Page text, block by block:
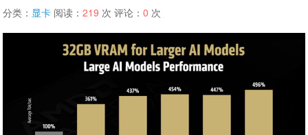
分类： 显卡 阅读：219 次 评论：0 次